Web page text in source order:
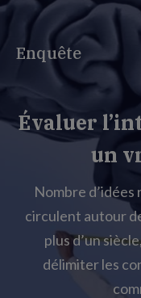
Enquête
Évaluer
un
Nombre
circulent autour
plus d’un
délimiter les